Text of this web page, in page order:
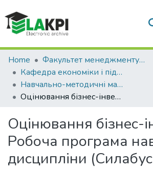
Communities & Collections
All of DSpace
Statistics
Home
Факультет менеджменту та маркетингу (ФММ)
Кафедра економіки і підприємництва (КЕП)
Навчально-методичні матеріали (КЕП)
Оцінювання бізнес-інвестицій. Робоча програма навчальної дисципліни (Силабус)
Оцінювання бізнес-
Робоча програма
дисципліни